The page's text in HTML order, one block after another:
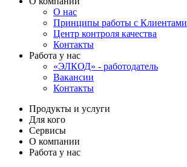
О нас
Принципы работы с Клиентами
Центр контроля качества
Контакты
Работа у нас
«ЭЛКОД» - работодатель
Вакансии
Контакты
Продукты и услуги
Для кого
Сервисы
О компании
Работа у нас